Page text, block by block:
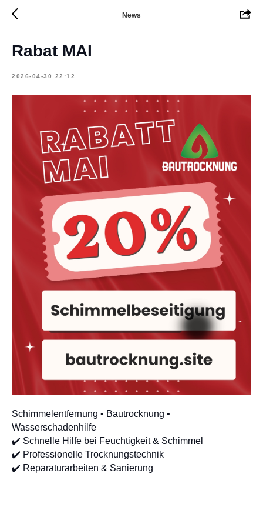
News
Rabat MAI
2026-04-30 22:12
Schimmelentfernung • Bautrocknung •
Wasserschadenhilfe
✔️ Schnelle Hilfe bei Feuchtigkeit & Schimmel
✔️ Professionelle Trocknungstechnik
✔️ Reparaturarbeiten & Sanierung